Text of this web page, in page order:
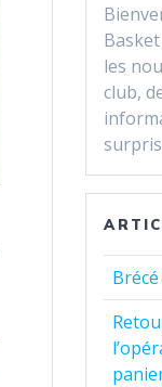
les
club,